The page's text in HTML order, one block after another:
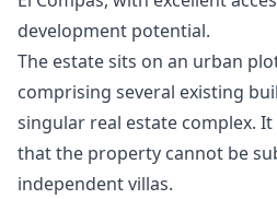
development potential.
The estate sits on an urban
comprising several existing
singular real estate complex.
that the property cannot be
independent villas.